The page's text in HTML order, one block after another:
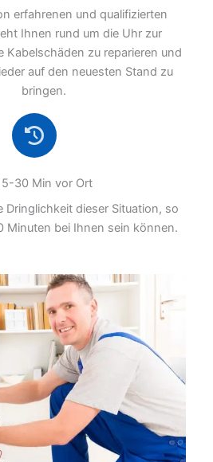
erfahrenen und qualifizierten
Ihnen rund um die Uhr zur
Kabelschäden zu reparieren und
auf den neuesten Stand zu
bringen.
30 Min vor Ort
Dringlichkeit dieser Situation, so
Minuten bei Ihnen sein können.